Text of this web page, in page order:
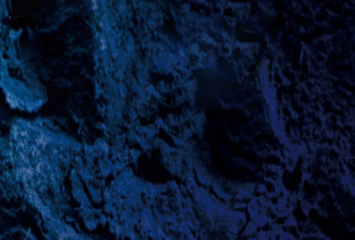
网站建设
网店装修
短视频营销
营销软件
祥云平台
自适应网站案例
视频营销案例
网店装修案例
百度爱采购案例
整站优化案例
公司新
行业新